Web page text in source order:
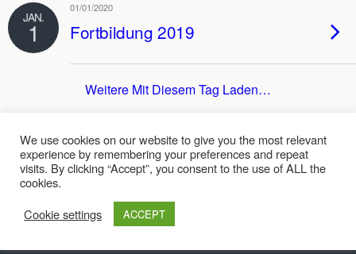
JAN.
1
01/01/2020
Fortbildung 2019
Weitere Mit Diesem Tag Laden…
Zum Seitenanfang
Mobil
We use cookies on our website to give you the most relevant
experience by remembering your preferences and repeat
visits. By clicking “Accept”, you consent to the use of ALL the
cookies.
Cookie settings
ACCEPT